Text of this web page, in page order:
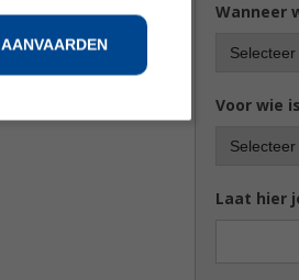
Wanneer
Voor wie
Laat hier
AANVAARDEN